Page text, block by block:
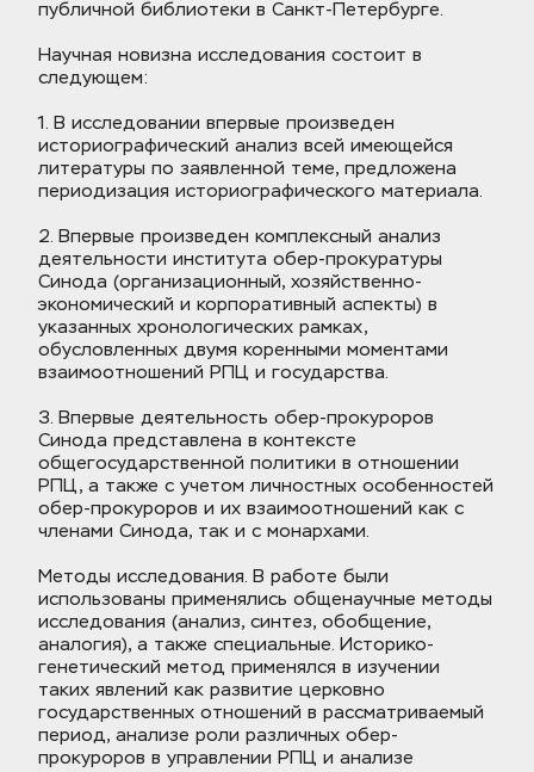
публичной библиотеки в Санкт-Петербурге.
Научная новизна исследования состоит в
следующем:
1. В исследовании впервые произведен
историографический анализ всей имеющейся
литературы по заявленной теме, предложена
периодизация историографического материала.
2. Впервые произведен комплексный анализ
деятельности института обер-прокуратуры
Синода (организационный, хозяйственно-
экономический и корпоративный аспекты) в
указанных хронологических рамках,
обусловленных двумя коренными моментами
взаимоотношений РПЦ и государства.
3. Впервые деятельность обер-прокуроров
Синода представлена в контексте
общегосударственной политики в отношении
РПЦ, а также с учетом личностных особенностей
обер-прокуроров и их взаимоотношений как с
членами Синода, так и с монархами.
Методы исследования. В работе были
использованы применялись общенаучные методы
исследования (анализ, синтез, обобщение,
аналогия), а также специальные. Историко-
генетический метод применялся в изучении
таких явлений как развитие церковно
государственных отношений в рассматриваемый
период, анализе роли различных обер-
прокуроров в управлении РПЦ и анализе